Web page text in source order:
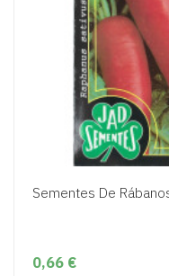
Sementes De
0,66 €